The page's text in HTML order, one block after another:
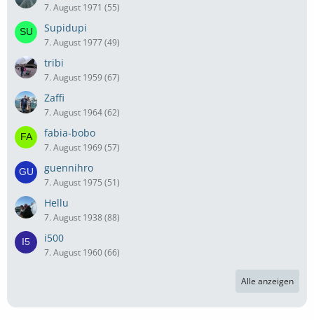
7. August 1971 (55)
Supidupi
7. August 1977 (49)
tribi
7. August 1959 (67)
Zaffi
7. August 1964 (62)
fabia-bobo
7. August 1969 (57)
guennihro
7. August 1975 (51)
Hellu
7. August 1938 (88)
i500
7. August 1960 (66)
Alle anzeigen